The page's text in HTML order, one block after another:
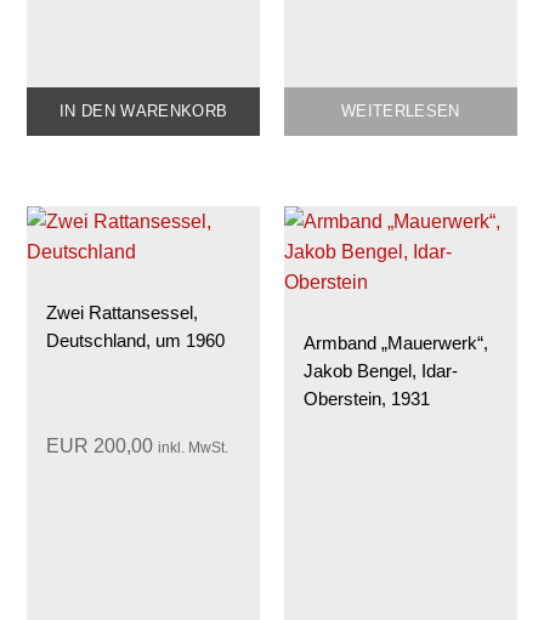
IN DEN WARENKORB WEITERLESEN
Zwei Rattansessel,
Deutschland, um 1960
EUR 200,00 inkl. MwSt.
Armband „Mauerwerk“,
Jakob Bengel, Idar-
Oberstein, 1931